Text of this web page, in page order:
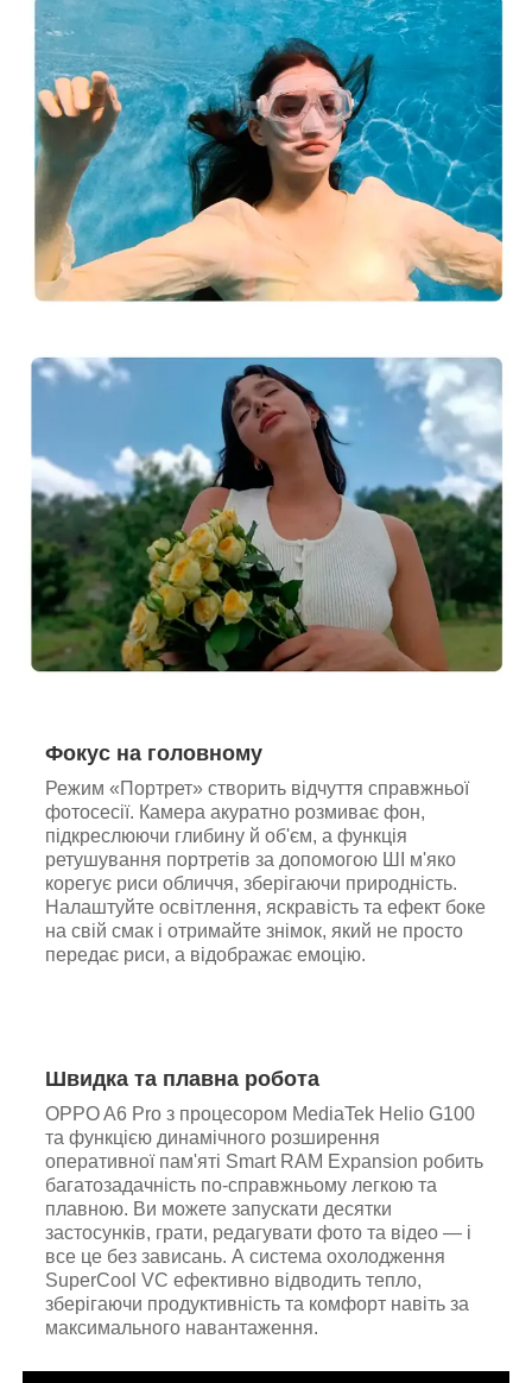
Фокус на головному
Режим «Портрет» створить відчуття справжньої
фотосесії. Камера акуратно розмиває фон,
підкреслюючи глибину й об'єм, а функція
ретушування портретів за допомогою ШІ м'яко
корегує риси обличчя, зберігаючи природність.
Налаштуйте освітлення, яскравість та ефект боке
на свій смак і отримайте знімок, який не просто
передає риси, а відображає емоцію.
Швидка та плавна робота
OPPO A6 Pro з процесором MediaTek Helio G100
та функцією динамічного розширення
оперативної пам'яті Smart RAM Expansion робить
багатозадачність по-справжньому легкою та
плавною. Ви можете запускати десятки
застосунків, грати, редагувати фото та відео — і
все це без зависань. А система охолодження
SuperCool VC ефективно відводить тепло,
зберігаючи продуктивність та комфорт навіть за
максимального навантаження.